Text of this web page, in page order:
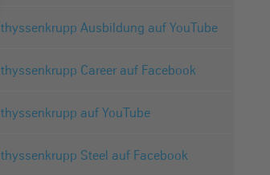
thyssenkrupp Ausbildung auf YouTube
thyssenkrupp Career auf Facebook
thyssenkrupp auf YouTube
thyssenkrupp Steel auf Facebook